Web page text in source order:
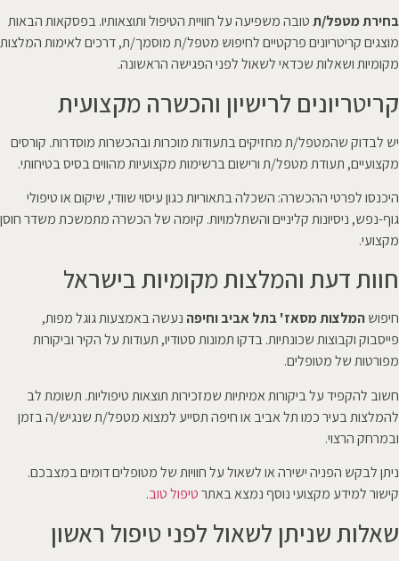
בחירת מטפל/תטובה משפיעה על חוויית הטיפול ותוצאותיו. בפסקאות הבאות
מוצגים קריטריונים פרקטיים לחיפוש מטפל/ת מוסמך/ת, דרכים לאימות המלצות
מקומיות ושאלות שכדאי לשאול לפני הפגישה הראשונה.
קריטריונים לרישיון והכשרה מקצועית
יש לבדוק שהמטפל/ת מחזיקים בתעודות מוכרות ובהכשרות מוסדרות. קורסים
מקצועיים, תעודת מטפל/ת ורישום ברשימות מקצועיות מהווים בסיס בטיחותי.
היכנסו לפרטי ההכשרה: השכלה בתאוריות כגון עיסוי שוודי, שיקום או טיפולי
גוף-נפש, ניסיונות קליניים והשתלמויות. קיומה של הכשרה מתמשכת משדר חוסן
מקצועי.
חוות דעת והמלצות מקומיות בישראל
חיפושהמלצות מסאז' בתל אביב וחיפה נעשה באמצעות גוגל מפות,
פייסבוק וקבוצות שכונתיות. בדקו תמונות סטודיו, תעודות על הקיר וביקורות
מפורטות של מטופלים.
חשוב להקפיד על ביקורות אמיתיות שמזכירות תוצאות טיפוליות. תשומת לב
להמלצות בעיר כמו תל אביב או חיפה תסייע למצוא מטפל/ת שנגיש/ה בזמן
ובמרחק הרצוי.
ניתן לבקש הפניה ישירה או לשאול על חוויות של מטופלים דומים במצבכם.
קישור למידע מקצועי נוסף נמצא באתרטיפול טוב.
שאלות שניתן לשאול לפני טיפול ראשון